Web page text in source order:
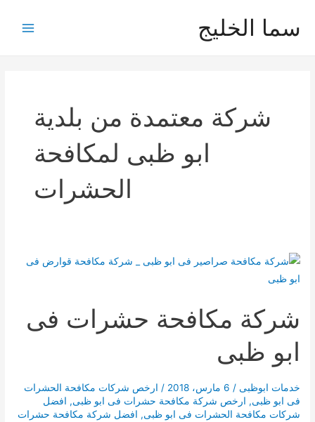
سما الخليج
شركة معتمدة من بلدية
ابو ظبى لمكافحة
الحشرات
شركة مكافحة حشرات فى
ابو ظبى
خدمات ابوظبى / 6 مارس، 2018 / ارخص شركات مكافحة الحشرات
فى ابو ظبى, ارخص شركة مكافحة حشرات فى ابو ظبى, افضل
شركات مكافحة الحشرات فى ابو ظبى, افضل شركة مكافحة حشرات